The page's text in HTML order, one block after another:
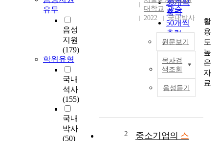
유무
음성
지원
(179)
학위유형
국내
석사
(155)
국내
박사
(50)
관순
30개씩
출력
50개씩
출력
100개씩
출력
대학교
2022
국내박사
원문보기
목차검
색조회
음성듣기
2 중소기업의 스
활
용
도
높
은
자
료